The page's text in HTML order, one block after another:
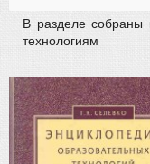
В разделе собраны
технологиям